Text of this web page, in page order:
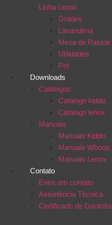
Linha Lenox
Grades
Lavanderia
Mesa de Passar
Utilidades
Pet
Downloads
Catálogos
Catálogo kiddo
Catálogo lenox
Manuais
Manuais Kiddo
Manuais Whoop
Manuais Lenox
Contato
Entre em contato
Assistência Técnica
Certificado de Garantia